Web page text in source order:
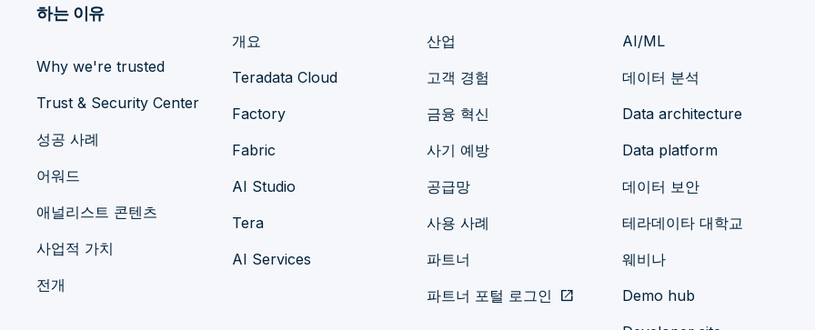
하는 이유
Why we're trusted
Trust & Security Center
성공 사례
어워드
애널리스트 콘텐츠
사업적 가치
전개
개요
Teradata Cloud
Factory
Fabric
AI Studio
Tera
AI Services
산업
고객 경험
금융 혁신
사기 예방
공급망
사용 사례
파트너
파트너 포털 로그인 open_in_new
AI/ML
데이터 분석
Data architecture
Data platform
데이터 보안
테라데이타 대학교
웨비나
Demo hub